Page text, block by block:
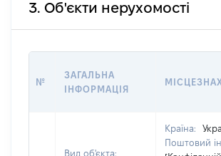
3. Об'єкти нерухомості
№
ЗАГАЛЬНА
ІНФОРМАЦІЯ
Вид об'єкта:
Країна:
Поштовий